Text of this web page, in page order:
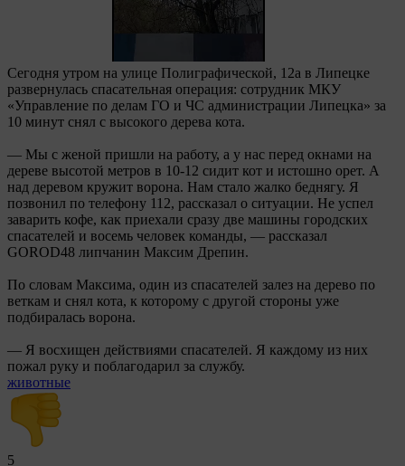
Сегодня утром на улице Полиграфической, 12а в Липецке
развернулась спасательная операция: сотрудник МКУ
«Управление по делам ГО и ЧС администрации Липецка» за
10 минут снял с высокого дерева кота.
— Мы с женой пришли на работу, а у нас перед окнами на
дереве высотой метров в 10-12 сидит кот и истошно орет. А
над деревом кружит ворона. Нам стало жалко беднягу. Я
позвонил по телефону 112, рассказал о ситуации. Не успел
заварить кофе, как приехали сразу две машины городских
спасателей и восемь человек команды, — рассказал
GOROD48 липчанин Максим Дрепин.
По словам Максима, один из спасателей залез на дерево по
веткам и снял кота, к которому с другой стороны уже
подбиралась ворона.
— Я восхищен действиями спасателей. Я каждому из них
пожал руку и поблагодарил за службу.
животные
5